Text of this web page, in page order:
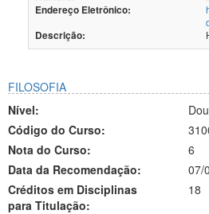
Endereço Eletrônico:
Descrição:
FILOSOFIA
Nível:
Código do Curso:
Nota do Curso:
6
Data da Recomendação:
07/
Créditos em Disciplinas
para Titulação:
18